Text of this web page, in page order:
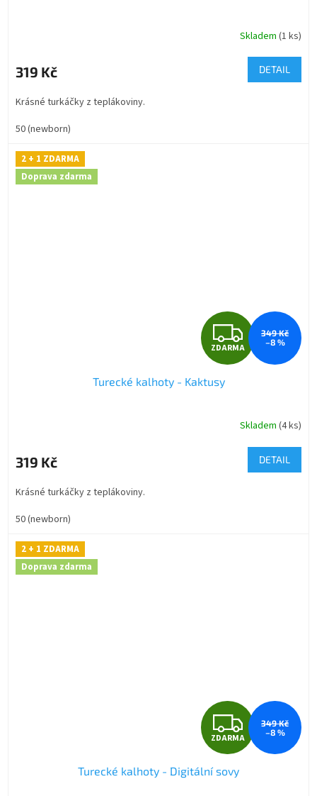
R
M
A
Skladem (1 ks)
319 Kč DETAIL
Krásné turkáčky z teplákoviny.
50 (newborn)
2 + 1 ZDARMA
Doprava zdarma
Z
D
R
M
A
ZDARMA
349 Kč
–8 %
Turecké kalhoty - Kaktusy
Skladem (4 ks)
319 Kč DETAIL
Krásné turkáčky z teplákoviny.
50 (newborn)
2 + 1 ZDARMA
Doprava zdarma
Z
D
ZDARMA
349 Kč
–8 %
Turecké kalhoty - Digitální sovy